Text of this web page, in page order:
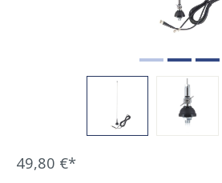
49,80 €*